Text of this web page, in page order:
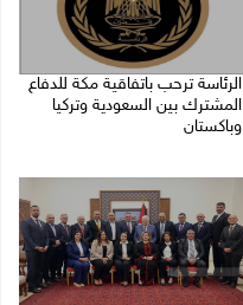
الرئاسة ترحب باتفاقية مكة للدفاع
المشترك بين السعودية وتركيا
وباكستان